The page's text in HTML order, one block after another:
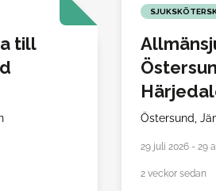
till
Östersund,
29 juli 2026 - 29
2 veckor sedan